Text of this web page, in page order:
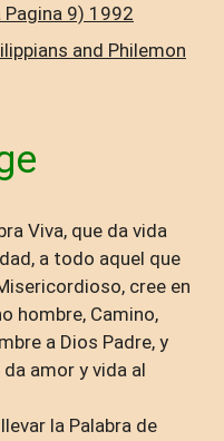
Pagina 9) 1992
and Philemon
Viva, que da vida
a todo aquel que
cree en
hombre, Camino,
a Dios Padre, y
amor y vida al
la Palabra de